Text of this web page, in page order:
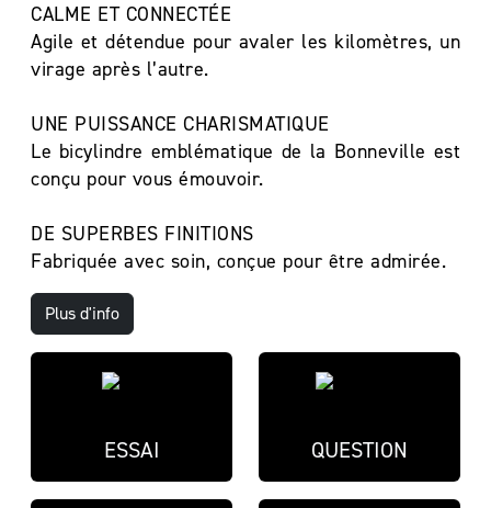
CALME ET CONNECTÉE
Agile et détendue pour avaler les kilomètres, un
virage après l’autre.
UNE PUISSANCE CHARISMATIQUE
Le bicylindre emblématique de la Bonneville est
conçu pour vous émouvoir.
DE SUPERBES FINITIONS
Fabriquée avec soin, conçue pour être admirée.
Plus d'info
ESSAI QUESTION